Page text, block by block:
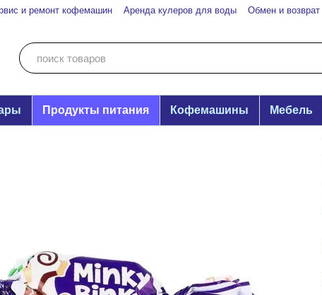
и ремонт кофемашин Аренда кулеров для воды Обмен и возврат
Продукты питания Кофемашины Мебель